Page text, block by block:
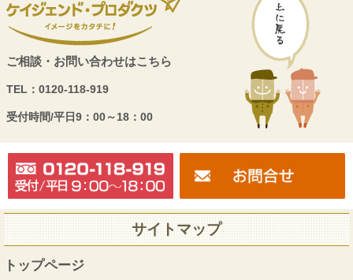
ご相談・お問い合わせはこちら
TEL： 0120-118-919
受付時間/平日9：00～18：00
サイトマップ
トップページ